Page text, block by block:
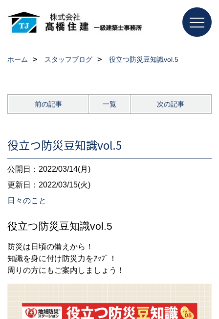
ホーム スタッフブログ 役立つ防災豆知識vol.5
前の記事 一覧 次の記事
役立つ防災豆知識vol.5
公開日：2022/03/14(月)
更新日：2022/03/15(火)
日々のこと
役立つ防災豆知識vol.5
防災は日頃の備えから！
知識を身に付け防災力をｱｯﾌﾟ！
周りの方にもご案内しましょう！